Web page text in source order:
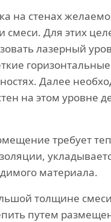
на стенах
смеси. Для этих
лазерный
Далее
на этом уровне
требует
материала.
толщине
путем